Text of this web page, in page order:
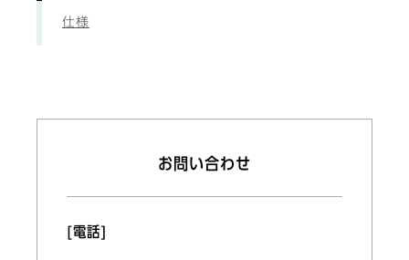
仕様
お問い合わせ
[電話]